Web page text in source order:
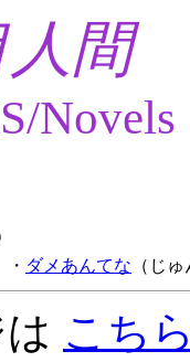
間
Novels
ダメあんてな （じ
こち